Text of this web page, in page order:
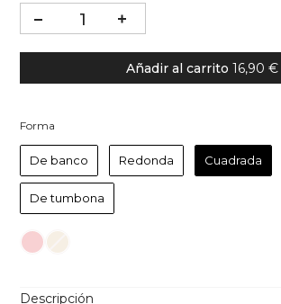
Forma
De banco Redonda Cuadrada
De tumbona
Color
Añadir al carrito 16,90 €
Descripción